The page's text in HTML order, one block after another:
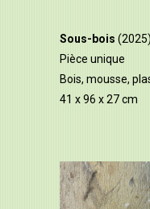
Sous-bois (2025)
Pièce unique
Bois, mousse,
41 x 96 x 27 cm